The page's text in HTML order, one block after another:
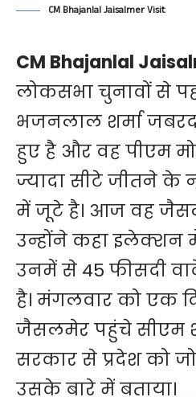
CM Bhajanlal Jaisalmer Visit
CM Bhajanlal
लोकसभा चुनावों से
भजनलाल शर्मा
हुए है और वह पीएम
ज्यादा सीटे जीतने के
में जूटे है। आज वह
उन्होंने कहा इलेक्शन
उनमें से 45 फीसदी
है। मंगलवार को एक
जैसलमेर पहुंचे सीएम
सरकार से प्रदेश को
उसके बारे में बताया।